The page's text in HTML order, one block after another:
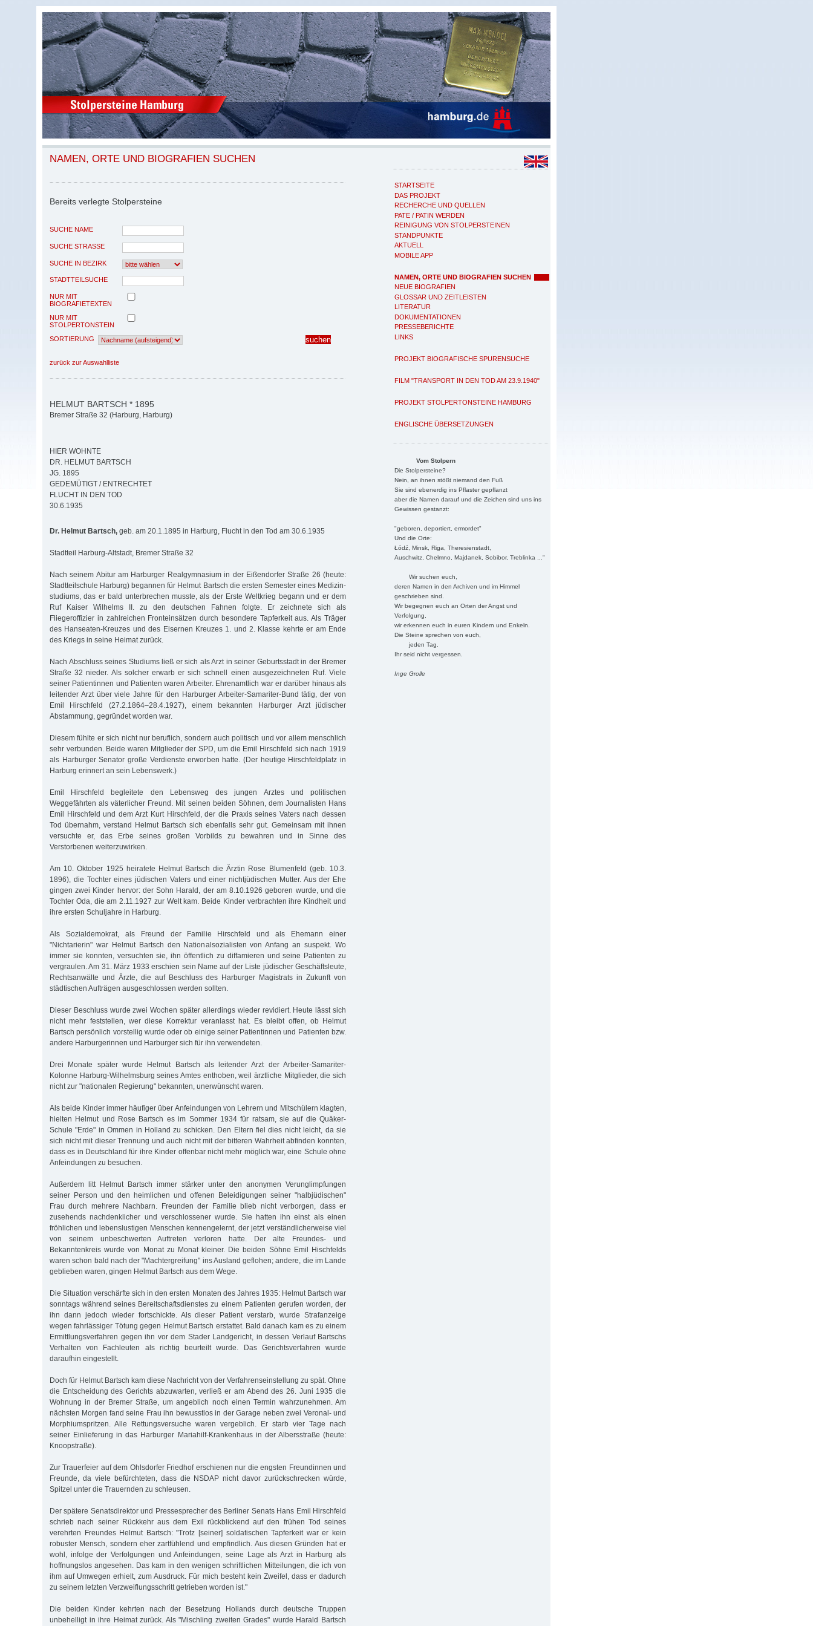
STARTSEITE
DAS PROJEKT
RECHERCHE UND QUELLEN
PATE / PATIN WERDEN
REINIGUNG VON STOLPERSTEINEN
STANDPUNKTE
AKTUELL
MOBILE APP
NAMEN, ORTE UND BIOGRAFIEN SUCHEN
NEUE BIOGRAFIEN
GLOSSAR UND ZEITLEISTEN
LITERATUR
DOKUMENTATIONEN
PRESSEBERICHTE
LINKS
PROJEKT BIOGRAFISCHE SPURENSUCHE
FILM "TRANSPORT IN DEN TOD AM 23.9.1940"
PROJEKT STOLPERTONSTEINE HAMBURG
ENGLISCHE ÜBERSETZUNGEN
Vom Stolpern
Die Stolpersteine?
Nein, an ihnen stößt niemand den Fuß
Sie sind ebenerdig ins Pflaster gepflanzt
aber die Namen darauf und die Zeichen sind uns ins
Gewissen gestanzt:
"geboren, deportiert, ermordet"
Und die Orte:
Łódź, Minsk, Riga, Theresienstadt,
Auschwitz, Chelmno, Majdanek, Sobibor, Treblinka ..."
Wir suchen euch,
deren Namen in den Archiven und im Himmel
geschrieben sind.
Wir begegnen euch an Orten der Angst und
Verfolgung,
wir erkennen euch in euren Kindern und Enkeln.
Die Steine sprechen von euch,
jeden Tag.
Ihr seid nicht vergessen.
Inge Grolle
NAMEN, ORTE UND BIOGRAFIEN SUCHEN
Bereits verlegte Stolpersteine
SUCHE NAME
SUCHE STRASSE
SUCHE IN BEZIRK
STADTTEILSUCHE
NUR MIT
BIOGRAFIETEXTEN
NUR MIT
STOLPERTONSTEIN
SORTIERUNG
zurück zur Auswahlliste
HELMUT BARTSCH * 1895
Bremer Straße 32 (Harburg, Harburg)
HIER WOHNTE
DR. HELMUT BARTSCH
JG. 1895
GEDEMÜTIGT / ENTRECHTET
FLUCHT IN DEN TOD
30.6.1935
Dr. Helmut Bartsch, geb. am 20.1.1895 in Harburg, Flucht in den Tod am 30.6.1935
Stadtteil Harburg-Altstadt, Bremer Straße 32
Nach seinem Abitur am Harburger Realgymnasium in der Eißendorfer Straße 26 (heute:
Stadtteilschule Harburg) begannen für Helmut Bartsch die ersten Semester eines Medizin­
studiums, das er bald unterbrechen musste, als der Erste Weltkrieg begann und er dem
Ruf Kaiser Wilhelms II. zu den deutschen Fahnen folgte. Er zeichnete sich als
Fliegeroffizier in zahlreichen Fronteinsätzen durch besondere Tapferkeit aus. Als Träger
des Hanseaten-Kreu­zes und des Eisernen Kreuzes 1. und 2. Klasse kehrte er am Ende
des Kriegs in seine Heimat zurück.
Nach Abschluss seines Studiums ließ er sich als Arzt in seiner Geburtsstadt in der Bremer
Straße 32 nieder. Als solcher erwarb er sich schnell einen ausgezeichneten Ruf. Viele
seiner Patientinnen und Patienten waren Arbeiter. Ehrenamtlich war er darüber hinaus als
leitender Arzt über viele Jahre für den Harburger Arbeiter-Samariter-Bund tätig, der von
Emil Hirschfeld (27.2.1864–28.4.1927), einem bekannten Harburger Arzt jüdischer
Abstammung, gegründet worden war.
Diesem fühlte er sich nicht nur beruflich, sondern auch politisch und vor allem menschlich
sehr verbunden. Beide waren Mitglieder der SPD, um die Emil Hirschfeld sich nach 1919
als Harburger Senator große Verdienste erworben hatte. (Der heutige Hirschfeldplatz in
Harburg erinnert an sein Lebenswerk.)
Emil Hirschfeld begleitete den Lebensweg des jungen Arztes und politischen
Weggefährten als väterlicher Freund. Mit seinen beiden Söhnen, dem Journalisten Hans
Emil Hirschfeld und dem Arzt Kurt Hirschfeld, der die Praxis seines Vaters nach dessen
Tod übernahm, verstand Helmut Bartsch sich ebenfalls sehr gut. Gemeinsam mit ihnen
versuchte er, das Erbe seines großen Vorbilds zu bewahren und in Sinne des
Verstorbenen weiterzuwirken.
Am 10. Oktober 1925 heiratete Helmut Bartsch die Ärztin Rose Blumenfeld (geb. 10.3.
1896), die Tochter eines jüdischen Vaters und einer nichtjüdischen Mutter. Aus der Ehe
gingen zwei Kinder hervor: der Sohn Harald, der am 8.10.1926 geboren wurde, und die
Tochter Oda, die am 2.11.1927 zur Welt kam. Beide Kinder verbrachten ihre Kindheit und
ihre ersten Schuljahre in Harburg.
Als Sozialdemokrat, als Freund der Familie Hirschfeld und als Ehemann einer
"Nichtarierin" war Helmut Bartsch den Nationalsozialisten von Anfang an suspekt. Wo
immer sie konnten, versuchten sie, ihn öffentlich zu diffamieren und seine Patienten zu
vergraulen. Am 31. März 1933 erschien sein Name auf der Liste jüdischer Geschäftsleute,
Rechtsanwälte und Ärzte, die auf Beschluss des Harburger Magistrats in Zukunft von
städtischen Aufträgen ausgeschlossen werden sollten.
Dieser Beschluss wurde zwei Wochen später allerdings wieder revidiert. Heute lässt sich
nicht mehr feststellen, wer diese Korrektur veranlasst hat. Es bleibt offen, ob Helmut
Bartsch persönlich vorstellig wurde oder ob einige seiner Patientinnen und Patienten bzw.
andere Harburgerinnen und Harburger sich für ihn verwendeten.
Drei Monate später wurde Helmut Bartsch als leitender Arzt der Arbeiter-Samariter-
Kolonne Harburg-Wilhelmsburg seines Amtes enthoben, weil ärztliche Mitglieder, die sich
nicht zur "nationalen Regierung" bekannten, unerwünscht waren.
Als beide Kinder immer häufiger über Anfeindungen von Lehrern und Mitschülern klagten,
hielten Helmut und Rose Bartsch es im Sommer 1934 für ratsam, sie auf die Quäker-
Schule "Erde" in Ommen in Holland zu schicken. Den Eltern fiel dies nicht leicht, da sie
sich nicht mit dieser Trennung und auch nicht mit der bitteren Wahrheit abfinden konnten,
dass es in Deutschland für ihre Kinder offenbar nicht mehr möglich war, eine Schule ohne
Anfeindungen zu besuchen.
Außerdem litt Helmut Bartsch immer stärker unter den anonymen Verunglimpfungen
seiner Person und den heimlichen und offenen Beleidigungen seiner "halbjüdischen"
Frau durch mehrere Nachbarn. Freunden der Familie blieb nicht verborgen, dass er
zusehends nachdenklicher und verschlossener wurde. Sie hatten ihn einst als einen
fröhlichen und lebenslustigen Menschen kennengelernt, der jetzt verständlicherweise viel
von seinem unbeschwerten Auftreten verloren hatte. Der alte Freundes- und
Bekanntenkreis wurde von Monat zu Monat kleiner. Die beiden Söhne Emil Hischfelds
waren schon bald nach der "Machtergreifung" ins Ausland geflohen; andere, die im Lande
geblieben waren, gingen Helmut Bartsch aus dem Wege.
Die Situation verschärfte sich in den ersten Monaten des Jahres 1935: Helmut Bartsch war
sonntags während seines Bereitschaftsdienstes zu einem Patienten gerufen worden, der
ihn dann jedoch wieder fortschickte. Als dieser Patient verstarb, wurde Strafanzeige
wegen fahrlässiger Tötung gegen Helmut Bartsch erstattet. Bald danach kam es zu einem
Ermittlungsverfahren gegen ihn vor dem Stader Landgericht, in dessen Verlauf Bartschs
Verhalten von Fachleuten als richtig beurteilt wurde. Das Gerichtsverfahren wurde
daraufhin eingestellt.
Doch für Helmut Bartsch kam diese Nachricht von der Verfahrenseinstellung zu spät. Ohne
die Entscheidung des Gerichts abzuwarten, verließ er am Abend des 26. Juni 1935 die
Wohnung in der Bremer Straße, um angeblich noch einen Termin wahrzunehmen. Am
nächsten Morgen fand seine Frau ihn bewusstlos in der Garage neben zwei Veronal- und
Morphiumspritzen. Alle Rettungsversuche waren vergeblich. Er starb vier Tage nach
seiner Einlieferung in das Harburger Mariahilf-Krankenhaus in der Albersstraße (heute:
Knoopstraße).
Zur Trauerfeier auf dem Ohlsdorfer Friedhof erschienen nur die engsten Freundinnen und
Freunde, da viele befürchteten, dass die NSDAP nicht davor zurückschrecken würde,
Spitzel unter die Trauernden zu schleusen.
Der spätere Senatsdirektor und Pressesprecher des Berliner Senats Hans Emil Hirschfeld
schrieb nach seiner Rückkehr aus dem Exil rückblickend auf den frühen Tod seines
verehrten Freundes Helmut Bartsch: "Trotz [seiner] soldatischen Tapferkeit war er kein
robuster Mensch, sondern eher zartfühlend und empfindlich. Aus diesen Gründen hat er
wohl, infolge der Verfolgungen und Anfeindungen, seine Lage als Arzt in Harburg als
hoffnungslos angesehen. Das kam in den wenigen schriftlichen Mitteilungen, die ich von
ihm auf Umwegen erhielt, zum Ausdruck. Für mich besteht kein Zweifel, dass er dadurch
zu seinem letzten Verzweiflungsschritt getrieben worden ist."
Die beiden Kinder kehrten nach der Besetzung Hollands durch deutsche Truppen
unbehelligt in ihre Heimat zurück. Als "Mischling zweiten Grades" wurde Harald Bartsch